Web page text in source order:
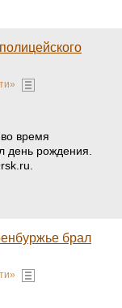
время
день рождения.
брал